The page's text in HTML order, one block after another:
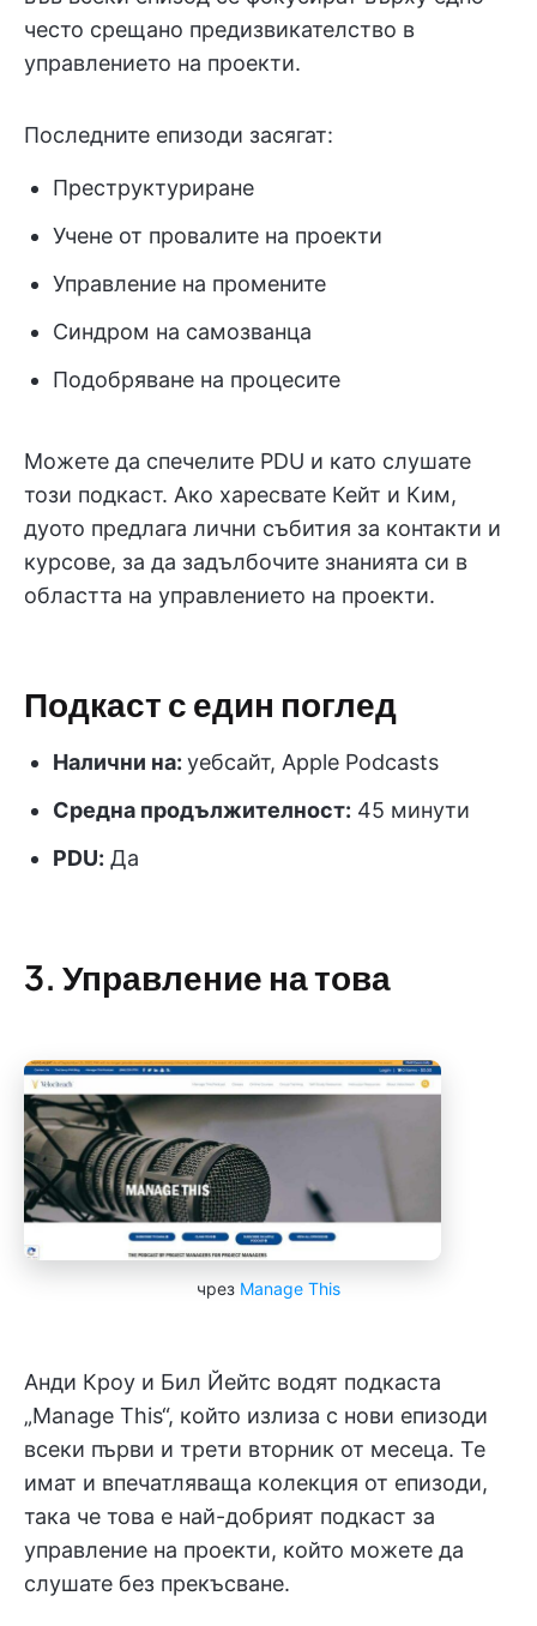
често срещано предизвикателство в
управлението на проекти.
Последните епизоди засягат:
Преструктуриране
Учене от провалите на проекти
Управление на промените
Синдром на самозванца
Подобряване на процесите
Можете да спечелите PDU и като слушате
този подкаст. Ако харесвате Кейт и Ким,
дуото предлага лични събития за контакти и
курсове, за да задълбочите знанията си в
областта на управлението на проекти.
Подкаст с един поглед
Налични на: уебсайт, Apple Podcasts
Средна продължителност: 45 минути
PDU: Да
3. Управление на това
чрез Manage This
Анди Кроу и Бил Йейтс водят подкаста
„Manage This“, който излиза с нови епизоди
всеки първи и трети вторник от месеца. Те
имат и впечатляваща колекция от епизоди,
така че това е най-добрият подкаст за
управление на проекти, който можете да
слушате без прекъсване.